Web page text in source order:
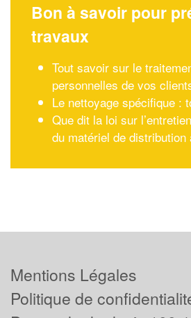
Bon à savoir pour
travaux
Tout savoir sur le
personnelles de vos
Le nettoyage spécifique :
Que dit la loi sur
du matériel de distribution
Mentions Légales
Politique de